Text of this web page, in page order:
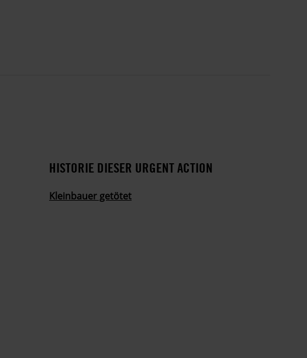
HISTORIE DIESER URGENT ACTION
Kleinbauer getötet